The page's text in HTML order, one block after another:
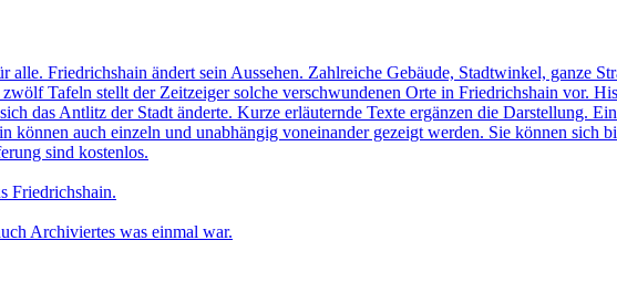
Friedrichshain ändert sein Aussehen. Zahlreiche Gebäude, Stadtwinkel, ganze
Tafeln stellt der Zeitzeiger solche verschwundenen Orte in Friedrichshain vor.
das Antlitz der Stadt änderte. Kurze erläuternde Texte ergänzen die Darstellung.
können auch einzeln und unabhängig voneinander gezeigt werden. Sie können sich
sind kostenlos.
Friedrichshain.
Archiviertes was einmal war.